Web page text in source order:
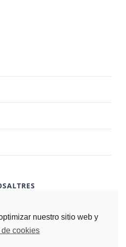
nuestro sitio web y
de cookies